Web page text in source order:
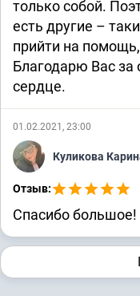
только собой.
есть другие –
прийти на
Благодарю Вас за
сердце.
01.02.2021, 23:00
Куликова
Отзыв:
Спасибо большое!